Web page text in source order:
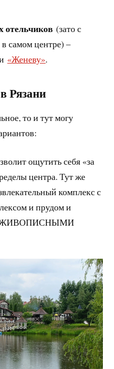
отельчиков(зато с
самом центре) –
«Женеву».
Рязани
то и тут могу
ощутить себя «за
центра. Тут же
комплекс с
и прудом и
ЖИВОПИСНЫМИ